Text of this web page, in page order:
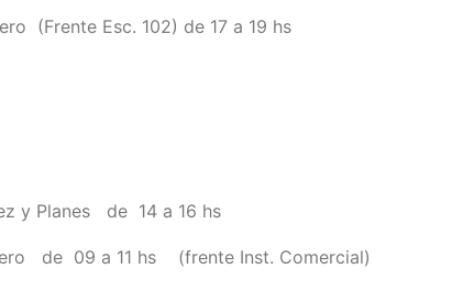
(Frente Esc. 102) de 17 a 19 hs
y Planes de 14 a 16 hs
de 09 a 11 hs (frente Inst. Comercial)